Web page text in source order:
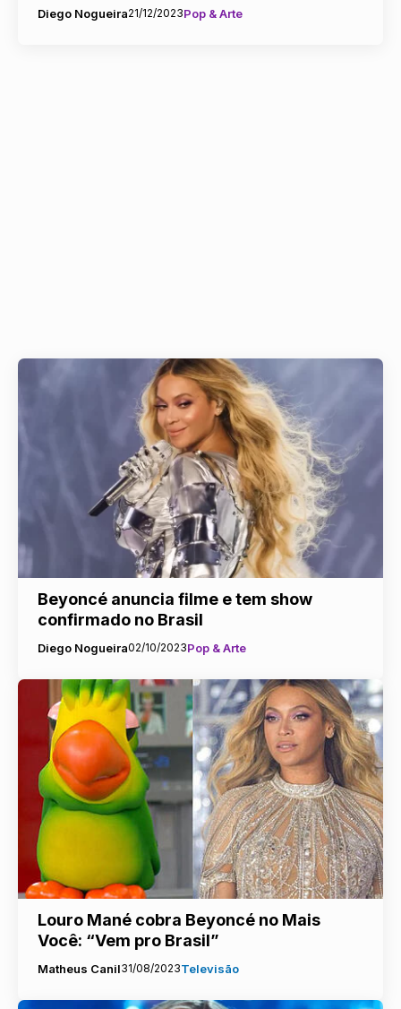
Diego Nogueira21/12/2023Pop & Arte
Beyoncé anuncia filme e tem show
confirmado no Brasil
Diego Nogueira02/10/2023Pop & Arte
Louro Mané cobra Beyoncé no Mais
Você: “Vem pro Brasil”
Matheus Canil31/08/2023Televisão